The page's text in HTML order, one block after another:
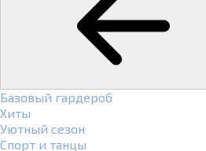
Базовый гардероб
Хиты
Уютный сезон
Спорт и танцы